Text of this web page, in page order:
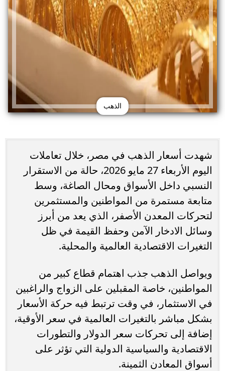
الذهب
شهدت أسعار الذهب في مصر، خلال تعاملات
اليوم الأربعاء 27 مايو 2026، حالة من الاستقرار
النسبي داخل الأسواق ومحال الصاغة، وسط
متابعة مستمرة من المواطنين والمستثمرين
لتحركات المعدن الأصفر، الذي يعد من أبرز
وسائل الادخار الآمن وحفظ القيمة في ظل
التغيرات الاقتصادية العالمية والمحلية.
ويواصل الذهب جذب اهتمام قطاع كبير من
المواطنين، خاصة المقبلين على الزواج والراغبين
في الاستثمار، في وقت ترتبط فيه حركة الأسعار
بشكل مباشر بالتغيرات العالمية في سعر الأوقية،
إضافة إلى تحركات سعر الدولار والتطورات
الاقتصادية والسياسية الدولية التي تؤثر على
أسواق المعادن الثمينة.